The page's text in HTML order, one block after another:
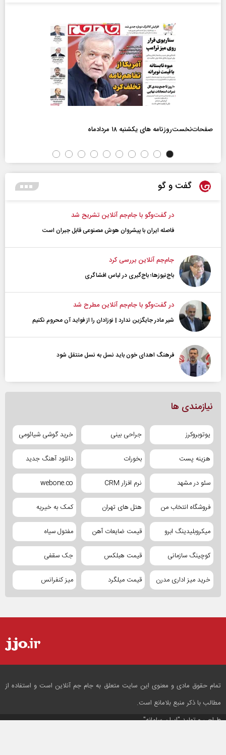
صفحات‌نخست‌روزنامه ها‌ی یکشنبه ۱۸ مردادماه
گفت و گو
در گفت‌و‌گو با جام‌جم آنلاین تشریح شد
فاصله ایران با پیشرو‌ان هوش مصنوعی قابل جبران است
جام‌جم آنلاین بررسی کرد
باج‌نیوزها؛ باج‌گیری در لباس افشاگری
در گفت‌و‌گو با جام‌جم آنلاین مطرح شد
شیر مادر جایگزین ندارد | نوزادان را از فواید آن محروم نکنیم
فرهنگ اهدای خون باید نسل به نسل منتقل شود
نیازمندی ها
یوتوبروکرز جراحی بینی خرید گوشی شیائومی
هزینه پست بخورات دانلود آهنگ جدید
سئو در مشهد نرم افزار CRM webone.co
فروشگاه انتخاب من هتل های تهران کمک به خیریه
میکروبلیدینگ ابرو قیمت ضایعات آهن مفتول سیاه
کوچینگ سازمانی قیمت هبلکس جک سقفی
خرید میز اداری مدرن قیمت میلگرد میز کنفرانس
تمام حقوق مادی و معنوی این سایت متعلق به جام جم آنلاین است و استفاده از
مطالب با ذکر منبع بلامانع است.
طراحی و تولید"ایران سامانه"